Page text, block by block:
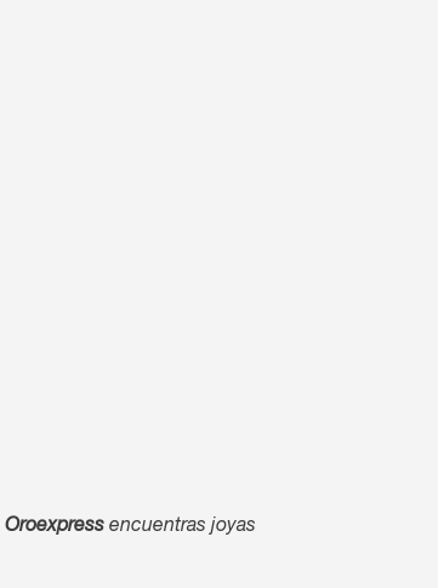
Oroexpress encuentras joyas